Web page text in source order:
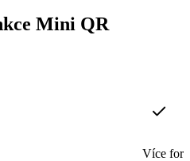
Mini QR
Více